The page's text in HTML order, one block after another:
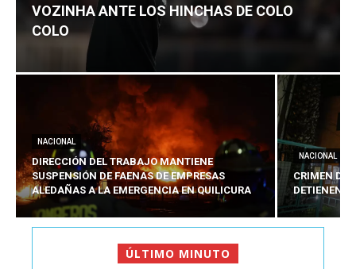
VOZINHA ANTE LOS HINCHAS DE COLO
COLO
NACIONAL
DIRECCIÓN DEL TRABAJO MANTIENE
SUSPENSIÓN DE FAENAS DE EMPRESAS
ALEDAÑAS A LA EMERGENCIA EN QUILICURA
NACIONAL
CRIMEN DE
DETIENEN
ÚLTIMO MINUTO